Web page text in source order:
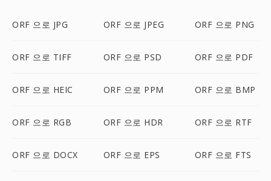
ORF 으로 JPG ORF 으로 JPEG ORF 으로 PNG
ORF 으로 TIFF ORF 으로 PSD ORF 으로 PDF
ORF 으로 HEIC ORF 으로 PPM ORF 으로 BMP
ORF 으로 RGB ORF 으로 HDR ORF 으로 RTF
ORF 으로 DOCX ORF 으로 EPS ORF 으로 FTS